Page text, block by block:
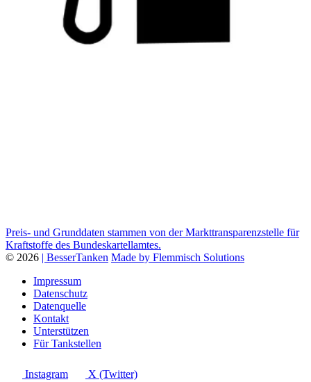
Preis- und Grunddaten stammen von der Markttransparenzstelle für
Kraftstoffe des Bundeskartellamtes.
© 2026 | BesserTanken Made by Flemmisch Solutions
Impressum
Datenschutz
Datenquelle
Kontakt
Unterstützen
Für Tankstellen
Instagram X (Twitter)